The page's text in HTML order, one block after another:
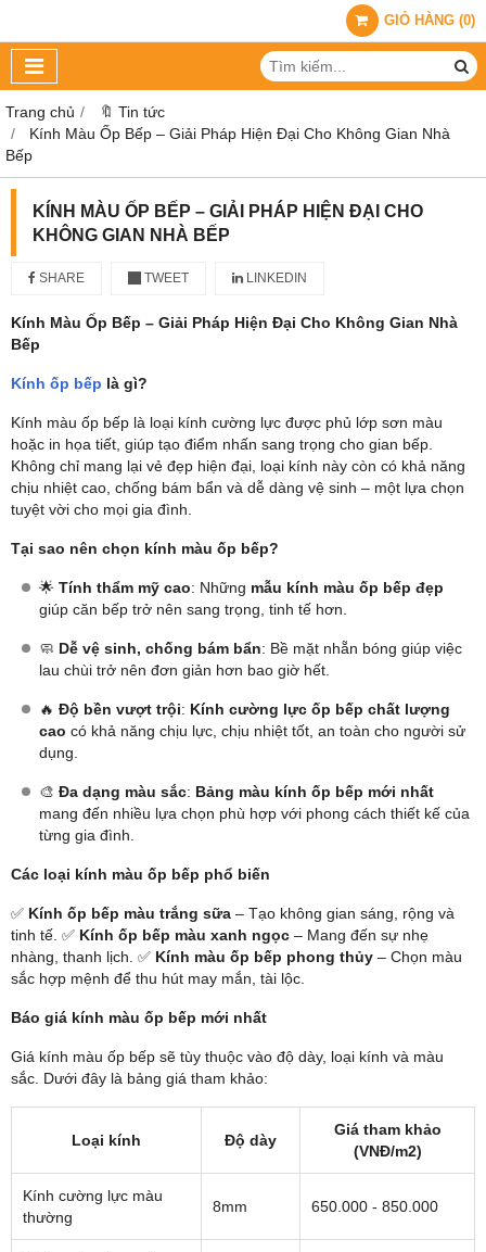
GIỎ HÀNG (0)
Trang chủ
🔖 Tin tức
Kính Màu Ốp Bếp – Giải Pháp Hiện Đại Cho Không Gian Nhà
Bếp
KÍNH MÀU ỐP BẾP – GIẢI PHÁP HIỆN ĐẠI CHO
KHÔNG GIAN NHÀ BẾP
SHARE TWEET LINKEDIN
Kính Màu Ốp Bếp – Giải Pháp Hiện Đại Cho Không Gian Nhà
Bếp
Kính ốp bếp là gì?
Kính màu ốp bếp là loại kính cường lực được phủ lớp sơn màu
hoặc in họa tiết, giúp tạo điểm nhấn sang trọng cho gian bếp.
Không chỉ mang lại vẻ đẹp hiện đại, loại kính này còn có khả năng
chịu nhiệt cao, chống bám bẩn và dễ dàng vệ sinh – một lựa chọn
tuyệt vời cho mọi gia đình.
Tại sao nên chọn kính màu ốp bếp?
🌟 Tính thẩm mỹ cao: Những mẫu kính màu ốp bếp đẹp
giúp căn bếp trở nên sang trọng, tinh tế hơn.
🧼 Dễ vệ sinh, chống bám bẩn: Bề mặt nhẵn bóng giúp việc
lau chùi trở nên đơn giản hơn bao giờ hết.
🔥 Độ bền vượt trội: Kính cường lực ốp bếp chất lượng
cao có khả năng chịu lực, chịu nhiệt tốt, an toàn cho người sử
dụng.
🎨 Đa dạng màu sắc: Bảng màu kính ốp bếp mới nhất
mang đến nhiều lựa chọn phù hợp với phong cách thiết kế của
từng gia đình.
Các loại kính màu ốp bếp phổ biến
✅ Kính ốp bếp màu trắng sữa – Tạo không gian sáng, rộng và
tinh tế. ✅ Kính ốp bếp màu xanh ngọc – Mang đến sự nhẹ
nhàng, thanh lịch. ✅ Kính màu ốp bếp phong thủy – Chọn màu
sắc hợp mệnh để thu hút may mắn, tài lộc.
Báo giá kính màu ốp bếp mới nhất
Giá kính màu ốp bếp sẽ tùy thuộc vào độ dày, loại kính và màu
sắc. Dưới đây là bảng giá tham khảo:
Loại kính Độ dày
Giá tham khảo
(VNĐ/m2)
Kính cường lực màu
thường
8mm 650.000 - 850.000